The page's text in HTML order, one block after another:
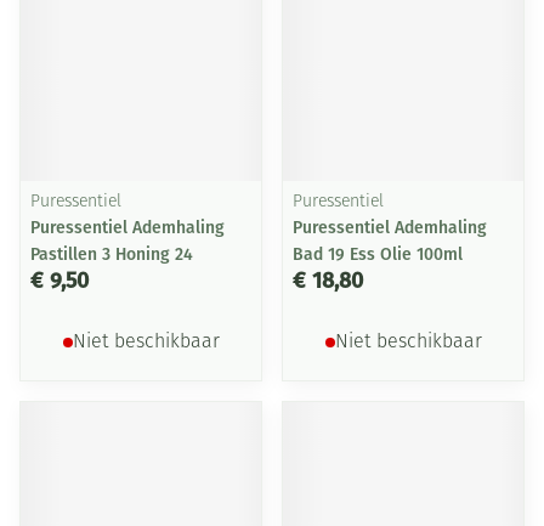
Puressentiel
Puressentiel Ademhaling
Pastillen 3 Honing 24
€ 9,50
Niet beschikbaar
Puressentiel
Puressentiel Ademhaling
Bad 19 Ess Olie 100ml
€ 18,80
Niet beschikbaar